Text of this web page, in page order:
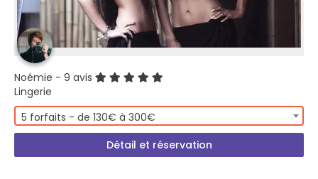
Noémie - 9 avis
Lingerie
5 forfaits - de 130€ à 300€
Détail et réservation